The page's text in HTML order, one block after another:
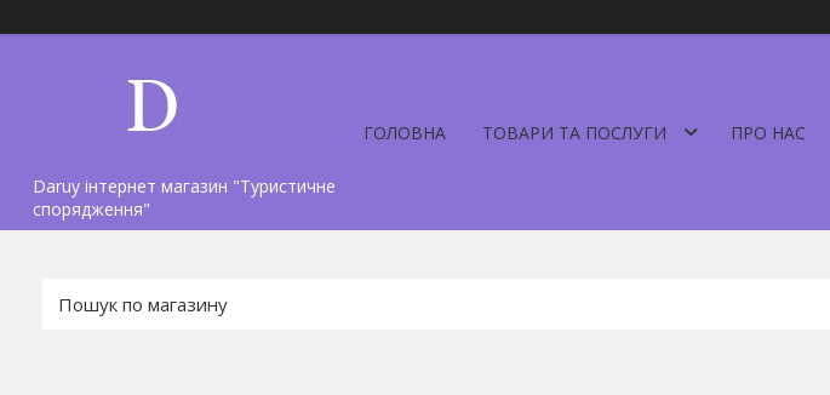
Daruy інтернет магазин "Туристичне
спорядження"
ГОЛОВНА ТОВАРИ ТА ПОСЛУГИ ПРО НАС